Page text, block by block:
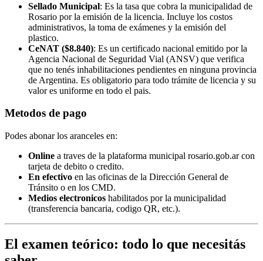
Sellado Municipal: Es la tasa que cobra la municipalidad de
Rosario por la emisión de la licencia. Incluye los costos
administrativos, la toma de exámenes y la emisión del
plastico.
CeNAT ($8.840): Es un certificado nacional emitido por la
Agencia Nacional de Seguridad Vial (ANSV) que verifica
que no tenés inhabilitaciones pendientes en ninguna provincia
de Argentina. Es obligatorio para todo trámite de licencia y su
valor es uniforme en todo el pais.
Metodos de pago
Podes abonar los aranceles en:
Online a traves de la plataforma municipal rosario.gob.ar con
tarjeta de debito o credito.
En efectivo en las oficinas de la Dirección General de
Tránsito o en los CMD.
Medios electronicos habilitados por la municipalidad
(transferencia bancaria, codigo QR, etc.).
El examen teórico: todo lo que necesitás